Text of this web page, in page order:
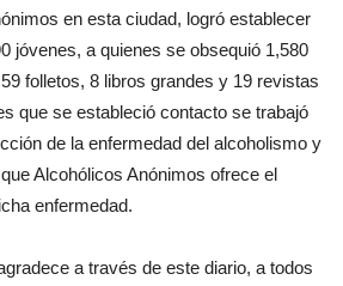
en esta ciudad, logró establecer
jóvenes, a quienes se obsequió 1,580
folletos, 8 libros grandes y 19 revistas
que se estableció contacto se trabajó
de la enfermedad del alcoholismo y
Alcohólicos Anónimos ofrece el
enfermedad.
a través de este diario, a todos